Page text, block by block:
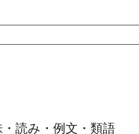
・読み・例文・類語